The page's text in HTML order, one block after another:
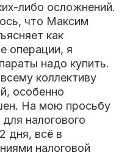
либо осложнений.
что Максим
как
операции, я
надо купить.
коллективу
особенно
На мою просьбу
налогового
дня, всё в
налоговой